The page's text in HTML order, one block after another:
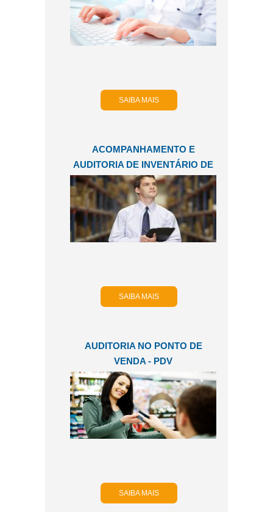
SAIBA MAIS
ACOMPANHAMENTO E
AUDITORIA DE INVENTÁRIO DE
ESTOQUES
SAIBA MAIS
AUDITORIA NO PONTO DE
VENDA - PDV
SAIBA MAIS